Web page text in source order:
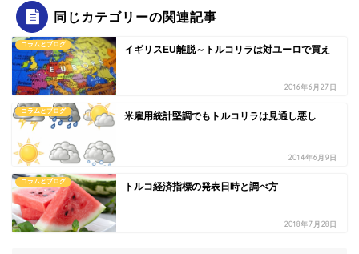
同じカテゴリーの関連記事
コラムとブログ イギリスEU離脱～トルコリラは対ユーロで買え
2016年6月27日
コラムとブログ 米雇用統計堅調でもトルコリラは見通し悪し
2014年6月9日
コラムとブログ トルコ経済指標の発表日時と調べ方
2018年7月28日